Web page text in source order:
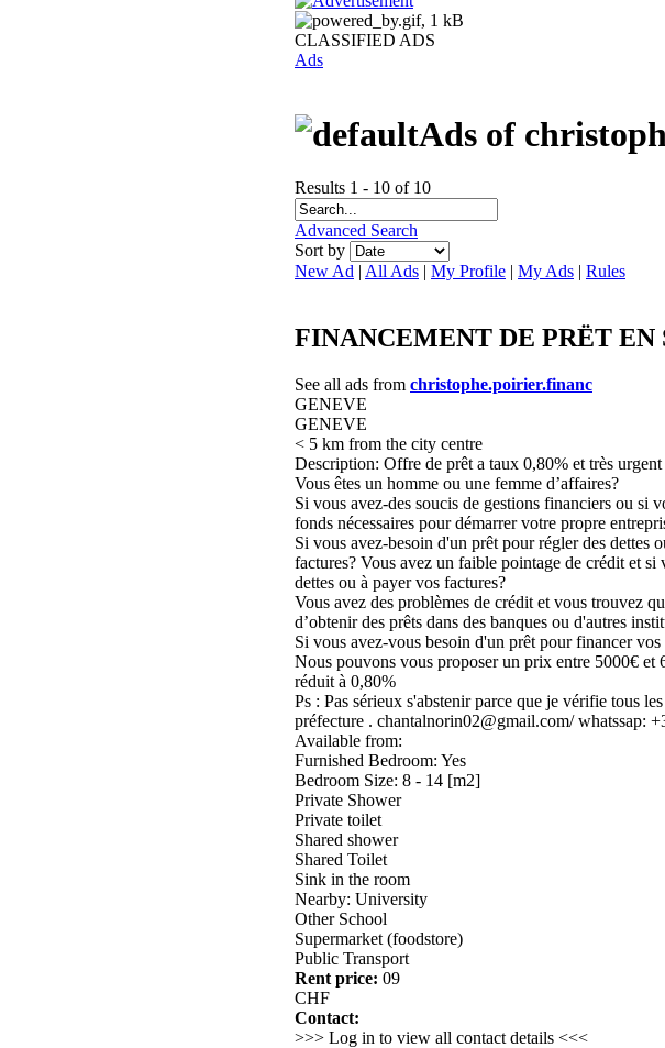
CLASSIFIED ADS
Ads
Ads of
Results 1 - 10 of 10
Advanced Search
Sort by
New Ad | All Ads | My Profile | My Ads | Rules
FINANCEMENT DE PRËT EN
See all ads from christophe.poirier.financ
GENEVE
GENEVE
< 5 km from the city centre
Description: Offre de prêt a taux 0,80% et très urgent
Vous êtes un homme ou une femme d’affaires?
Si vous avez-des soucis de gestions financiers ou si
fonds nécessaires pour démarrer votre propre
Si vous avez-besoin d'un prêt pour régler des dettes
factures? Vous avez un faible pointage de crédit et si
dettes ou à payer vos factures?
Vous avez des problèmes de crédit et vous trouvez
d’obtenir des prêts dans des banques ou d'autres
Si vous avez-vous besoin d'un prêt pour financer vos
Nous pouvons vous proposer un prix entre 5000€ et
réduit à 0,80%
Ps : Pas sérieux s'abstenir parce que je vérifie tous
préfecture . chantalnorin02@gmail.com/ whatssap:
Available from:
Furnished Bedroom: Yes
Bedroom Size: 8 - 14 [m2]
Private Shower
Private toilet
Shared shower
Shared Toilet
Sink in the room
Nearby: University
Other School
Supermarket (foodstore)
Public Transport
Rent price: 09
CHF
Contact:
>>> Log in to view all contact details <<<